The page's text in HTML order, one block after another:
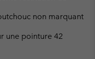
non marquant
une pointure 42